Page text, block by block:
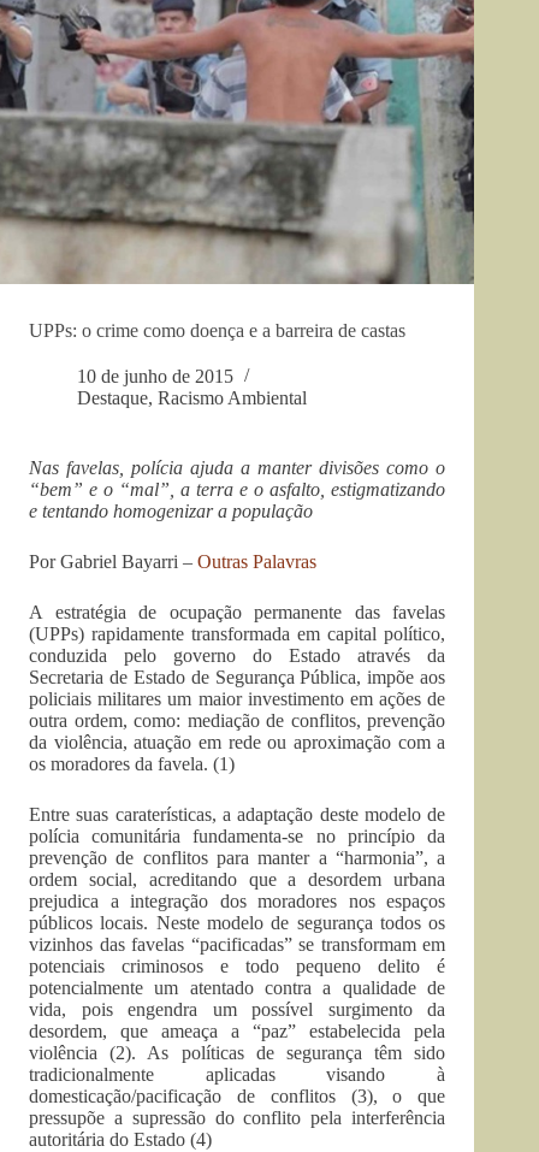
UPPs: o crime como doença e a barreira de castas
10 de junho de 2015
Destaque, Racismo Ambiental
Nas favelas, polícia ajuda a manter divisões como o
“bem” e o “mal”, a terra e o asfalto, estigmatizando
e tentando homogenizar a população
Por Gabriel Bayarri – Outras Palavras
A estratégia de ocupação permanente das favelas
(UPPs) rapidamente transformada em capital político,
conduzida pelo governo do Estado através da
Secretaria de Estado de Segurança Pública, impõe aos
policiais militares um maior investimento em ações de
outra ordem, como: mediação de conflitos, prevenção
da violência, atuação em rede ou aproximação com a
os moradores da favela. (1)
Entre suas caraterísticas, a adaptação deste modelo de
polícia comunitária fundamenta-se no princípio da
prevenção de conflitos para manter a “harmonia”, a
ordem social, acreditando que a desordem urbana
prejudica a integração dos moradores nos espaços
públicos locais. Neste modelo de segurança todos os
vizinhos das favelas “pacificadas” se transformam em
potenciais criminosos e todo pequeno delito é
potencialmente um atentado contra a qualidade de
vida, pois engendra um possível surgimento da
desordem, que ameaça a “paz” estabelecida pela
violência (2). As políticas de segurança têm sido
tradicionalmente aplicadas visando à
domesticação/pacificação de conflitos (3), o que
pressupõe a supressão do conflito pela interferência
autoritária do Estado (4)